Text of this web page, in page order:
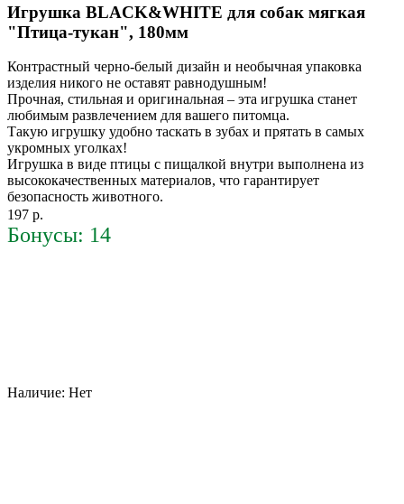
Игрушка BLACK&WHITE для собак мягкая
"Птица-тукан", 180мм
Контрастный черно-белый дизайн и необычная упаковка
изделия никого не оставят равнодушным!
Прочная, стильная и оригинальная – эта игрушка станет
любимым развлечением для вашего питомца.
Такую игрушку удобно таскать в зубах и прятать в самых
укромных уголках!
Игрушка в виде птицы с пищалкой внутри выполнена из
высококачественных материалов, что гарантирует
безопасность животного.
197 р.
Бонусы: 14
Наличие: Нет